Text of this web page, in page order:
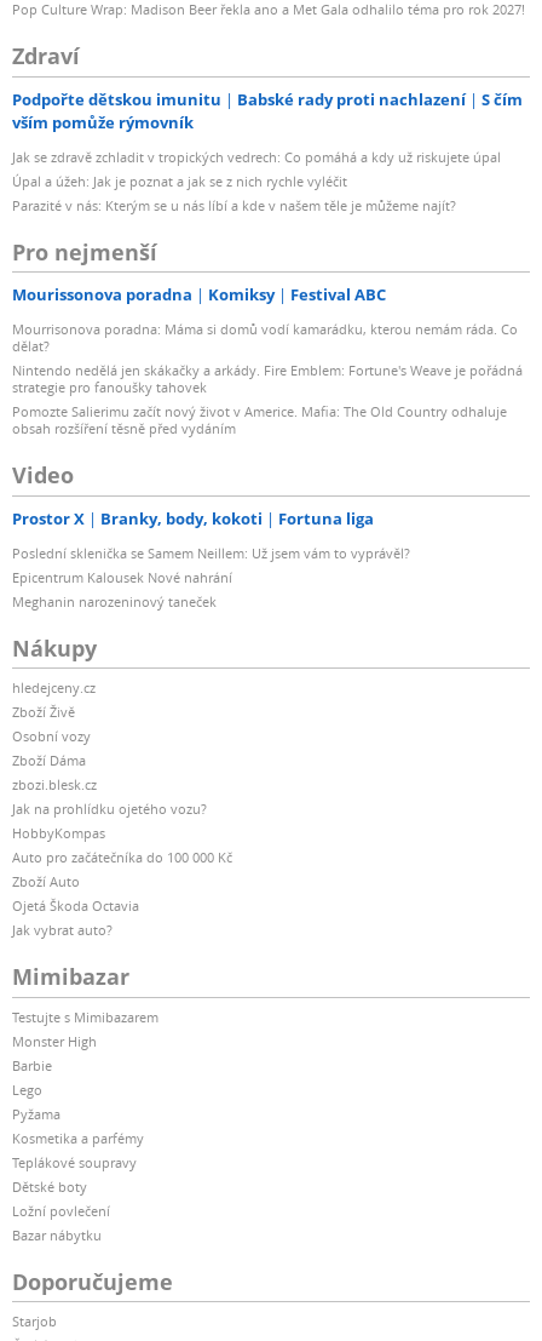
Pop Culture Wrap: Madison Beer řekla ano a Met Gala odhalilo téma pro rok 2027!
Zdraví
Podpořte dětskou imunitu Babské rady proti nachlazení
S čím
vším pomůže rýmovník
Jak se zdravě zchladit v tropických vedrech: Co pomáhá a kdy už riskujete úpal
Úpal a úžeh: Jak je poznat a jak se z nich rychle vyléčit
Parazité v nás: Kterým se u nás líbí a kde v našem těle je můžeme najít?
Pro nejmenší
Mourissonova poradna Komiksy Festival ABC
Mourrisonova poradna: Máma si domů vodí kamarádku, kterou nemám ráda. Co
dělat?
Nintendo nedělá jen skákačky a arkády. Fire Emblem: Fortune's Weave je pořádná
strategie pro fanoušky tahovek
Pomozte Salierimu začít nový život v Americe. Mafia: The Old Country odhaluje
obsah rozšíření těsně před vydáním
Video
Prostor X Branky, body, kokoti Fortuna liga
Poslední sklenička se Samem Neillem: Už jsem vám to vyprávěl?
Epicentrum Kalousek Nové nahrání
Meghanin narozeninový taneček
Nákupy
hledejceny.cz
Zboží Živě
Osobní vozy
Zboží Dáma
zbozi.blesk.cz
Jak na prohlídku ojetého vozu?
HobbyKompas
Auto pro začátečníka do 100 000 Kč
Zboží Auto
Ojetá Škoda Octavia
Jak vybrat auto?
Mimibazar
Testujte s Mimibazarem
Monster High
Barbie
Lego
Pyžama
Kosmetika a parfémy
Teplákové soupravy
Dětské boty
Ložní povlečení
Bazar nábytku
Doporučujeme
Starjob